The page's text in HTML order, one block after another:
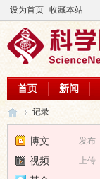
设为首页 收藏本站
首页 新闻
›
记录
发布
博文
上传
视频